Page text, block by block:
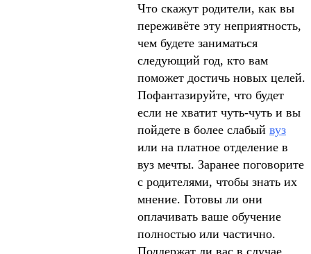
Что скажут родители, как вы
переживёте эту неприятность,
чем будете заниматься
следующий год, кто вам
поможет достичь новых целей.
Пофантазируйте, что будет
если не хватит чуть-чуть и вы
пойдете в более слабый вуз
или на платное отделение в
вуз мечты. Заранее поговорите
с родителями, чтобы знать их
мнение. Готовы ли они
оплачивать ваше обучение
полностью или частично.
Поддержат ли вас в случае